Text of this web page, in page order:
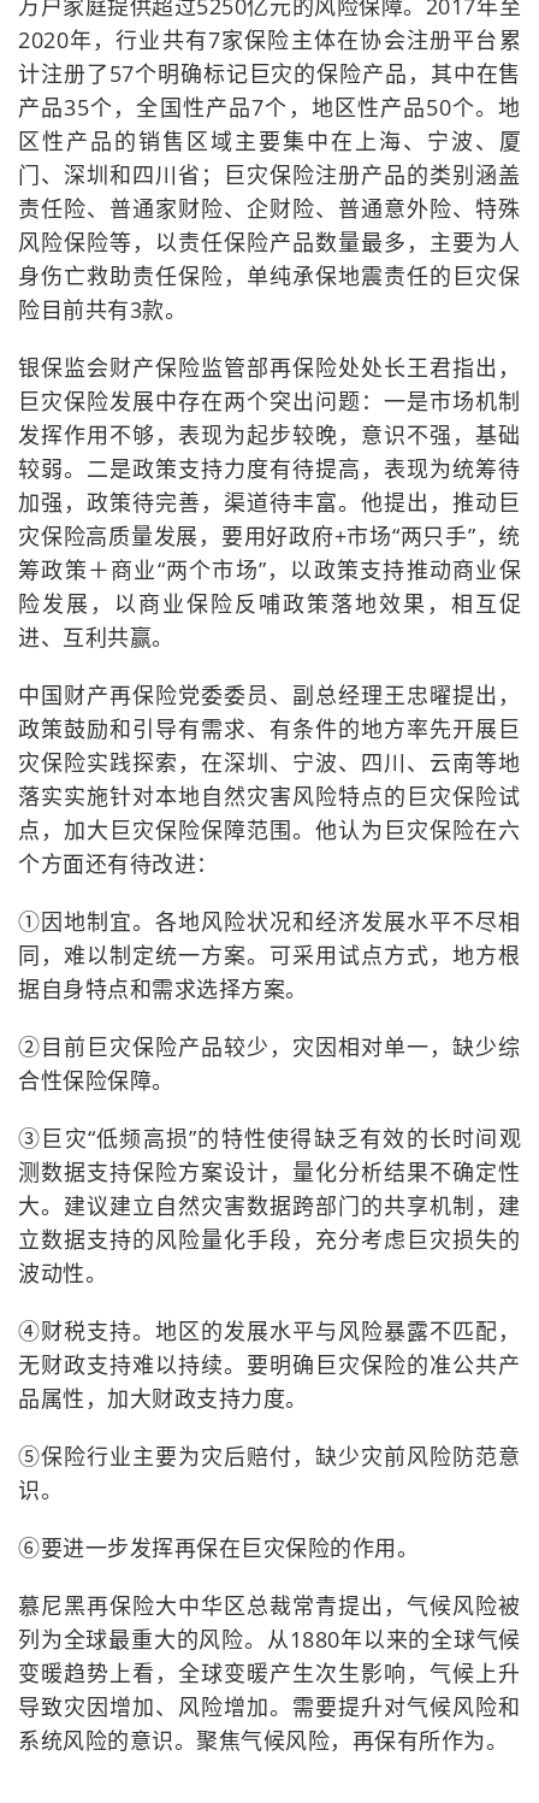
万户家庭提供超过5250亿元的风险保障。2017年至
2020年，行业共有7家保险主体在协会注册平台累
计注册了57个明确标记巨灾的保险产品，其中在售
产品35个，全国性产品7个，地区性产品50个。地
区性产品的销售区域主要集中在上海、宁波、厦
门、深圳和四川省；巨灾保险注册产品的类别涵盖
责任险、普通家财险、企财险、普通意外险、特殊
风险保险等，以责任保险产品数量最多，主要为人
身伤亡救助责任保险，单纯承保地震责任的巨灾保
险目前共有3款。
银保监会财产保险监管部再保险处处长王君指出，
巨灾保险发展中存在两个突出问题：一是市场机制
发挥作用不够，表现为起步较晚，意识不强，基础
较弱。二是政策支持力度有待提高，表现为统筹待
加强，政策待完善，渠道待丰富。他提出，推动巨
灾保险高质量发展，要用好政府+市场“两只手”，统
筹政策＋商业“两个市场”，以政策支持推动商业保
险发展，以商业保险反哺政策落地效果，相互促
进、互利共赢。
中国财产再保险党委委员、副总经理王忠曜提出，
政策鼓励和引导有需求、有条件的地方率先开展巨
灾保险实践探索，在深圳、宁波、四川、云南等地
落实实施针对本地自然灾害风险特点的巨灾保险试
点，加大巨灾保险保障范围。他认为巨灾保险在六
个方面还有待改进：
①因地制宜。各地风险状况和经济发展水平不尽相
同，难以制定统一方案。可采用试点方式，地方根
据自身特点和需求选择方案。
②目前巨灾保险产品较少，灾因相对单一，缺少综
合性保险保障。
③巨灾“低频高损”的特性使得缺乏有效的长时间观
测数据支持保险方案设计，量化分析结果不确定性
大。建议建立自然灾害数据跨部门的共享机制，建
立数据支持的风险量化手段，充分考虑巨灾损失的
波动性。
④财税支持。地区的发展水平与风险暴露不匹配，
无财政支持难以持续。要明确巨灾保险的准公共产
品属性，加大财政支持力度。
⑤保险行业主要为灾后赔付，缺少灾前风险防范意
识。
⑥要进一步发挥再保在巨灾保险的作用。
慕尼黑再保险大中华区总裁常青提出，气候风险被
列为全球最重大的风险。从1880年以来的全球气候
变暖趋势上看，全球变暖产生次生影响，气候上升
导致灾因增加、风险增加。需要提升对气候风险和
系统风险的意识。聚焦气候风险，再保有所作为。